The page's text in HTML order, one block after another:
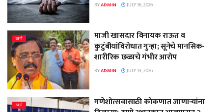
BYADMIN JULY 16, 2026
ठाणे
माजी खासदार विनायक राऊत व
कुटुंबीयांविरोधात गुन्हा; सूनेचे मानसिक-
शारीरिक छळाचे गंभीर आरोप
BYADMIN JULY 13, 2026
ठाणे
गणेशोत्सवासाठी कोकणात जाणाऱ्यांना